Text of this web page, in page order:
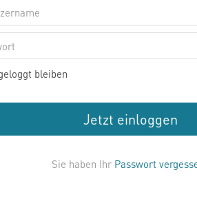
bleiben
Jetzt einloggen
Sie haben Ihr Passwort